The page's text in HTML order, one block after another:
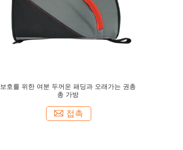
보호를 위한 여분 두꺼운 패딩과 오래가는 권총
총 가방
접촉